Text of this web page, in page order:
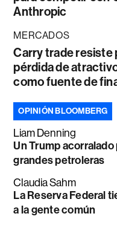
Anthropic
MERCADOS
Carry trade resiste
pérdida de
como fuente de
OPINIÓN BLOOMBERG
Liam Denning
Un Trump
grandes petroleras
Claudia Sahm
La Reserva Federal
a la gente común